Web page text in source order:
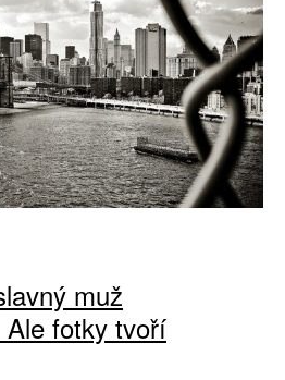
muž
fotky tvoří